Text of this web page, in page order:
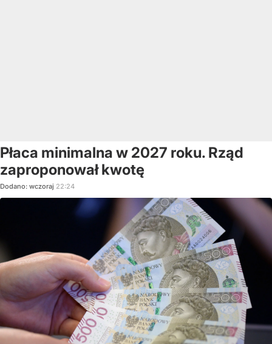
Płaca minimalna w 2027 roku. Rząd
zaproponował kwotę
Dodano: wczoraj 22:24